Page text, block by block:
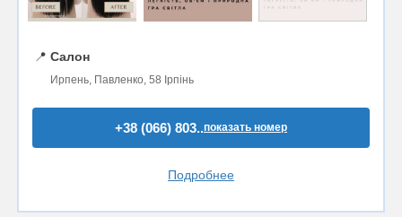
📍 Салон
Ирпень, Павленко, 58 Ірпінь
+38 (066) 803..показать номер
Подробнее